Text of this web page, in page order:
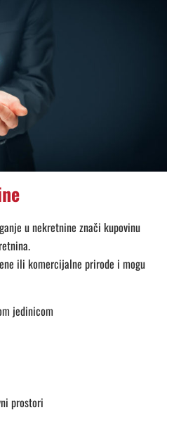
u nekretnine znači kupovinu
ili komercijalne prirode i mogu
jedinicom
prostori